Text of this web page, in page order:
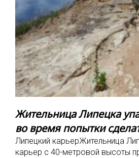
Жительница Липецка
во время попытки
Липецкий карьерЖительница
карьер с 40-метровой высоты